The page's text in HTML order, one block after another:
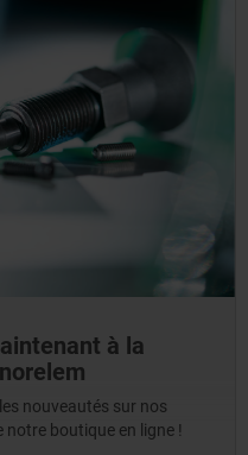
à la
nouveautés sur nos
boutique en ligne !